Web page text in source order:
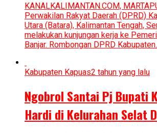
KANALKALIMANTAN.COM,
Perwakilan Rakyat Daerah (DPRD)
Utara (Batara), Kalimantan Tengah,
melakukan kunjungan kerja ke
Banjar. Rombongan DPRD
Kabupaten Kapuas2 tahun yang lalu
Ngobrol Santai Pj Bupati
Hardi di Kelurahan Selat